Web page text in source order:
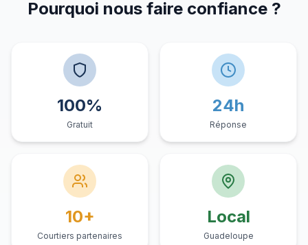
Pourquoi nous faire confiance ?
100%
Gratuit
24h
Réponse
10+
Courtiers partenaires
Local
Guadeloupe